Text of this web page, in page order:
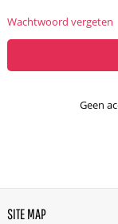
Wachtwoord vergeten
Geen
SITE MAP